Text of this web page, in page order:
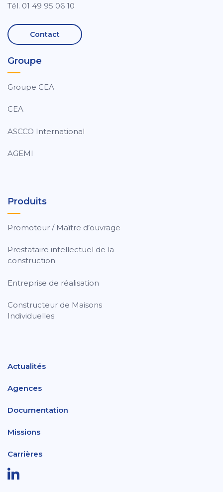
Tél. 01 49 95 06 10
Contact
Groupe
Groupe CEA
CEA
ASCCO International
AGEMI
Produits
Promoteur / Maître d’ouvrage
Prestataire intellectuel de la
construction
Entreprise de réalisation
Constructeur de Maisons
Individuelles
Actualités
Agences
Documentation
Missions
Carrières